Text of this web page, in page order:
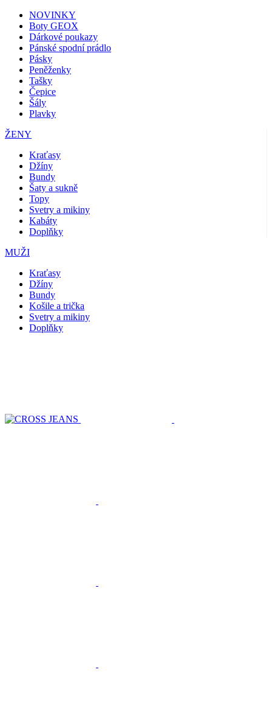
NOVINKY
Boty GEOX
Dárkové poukazy
Pánské spodní prádlo
Pásky
Peněženky
Tašky
Čepice
Šály
Plavky
ŽENY
Kraťasy
Džíny
Bundy
Šaty a sukně
Topy
Svetry a mikiny
Kabáty
Doplňky
MUŽI
Kraťasy
Džíny
Bundy
Košile a trička
Svetry a mikiny
Doplňky